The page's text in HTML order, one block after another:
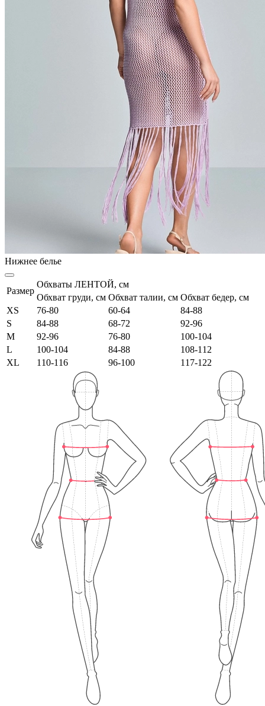
Нижнее белье
Размер
Обхваты ЛЕНТОЙ, см
Обхват груди, см Обхват талии, см Обхват бедер, см
XS
76-80 60-64
84-88
S
84-88 68-72
92-96
M
92-96 76-80
100-104
L
100-104 84-88
108-112
XL
110-116 96-100 117-122